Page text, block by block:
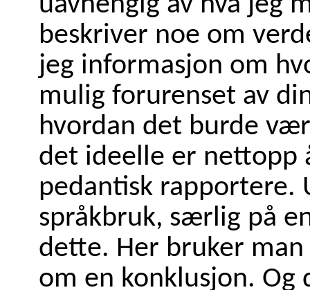
beskriver noe om
jeg informasjon om
mulig forurenset av
hvordan det burde
det ideelle er nettopp
pedantisk rapportere.
språkbruk, særlig på
dette. Her bruker
om en konklusjon. Og